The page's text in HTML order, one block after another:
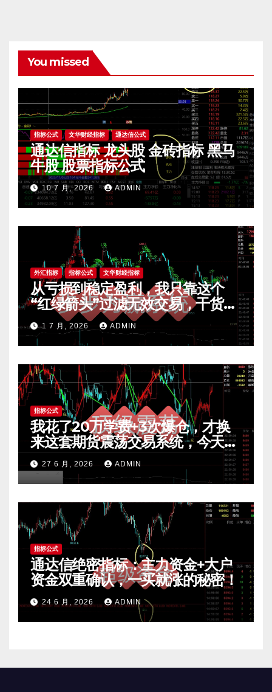
You missed
指标公式 文华财经指标 通达信公式
通达信指标 龙头股 金砖指标 黑马
牛股 股票指标公式
10 7 月, 2026 ADMIN
外汇指标 指标公式 文华财经指标
从亏损到稳定盈利，我只靠这个
“红绿箭头”过滤无效交易，干货全
公开 mt4指标
1 7 月, 2026 ADMIN
指标公式
我花了20万学费+3次爆仓，才换
来这套期货震荡交易系统，今天免
费公开核心逻辑
27 6 月, 2026 ADMIN
指标公式
通达信绝密指标：主力资金+大户
资金双重确认，一买就涨的秘密！
24 6 月, 2026 ADMIN